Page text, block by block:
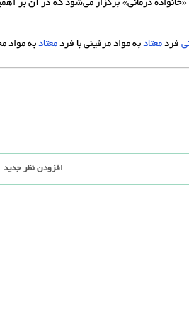
درمانی» برگزار می‌شود که در آن بر
فرد معتاد به مواد مرفینی با فرد معتاد به مواد
افزودن نظر جدید